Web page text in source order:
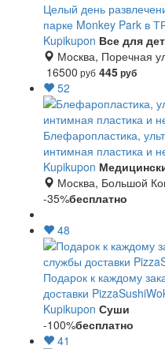
Целый день
парке Monkey Park в
Kupikupon Все для
Москва, Поречная
16500 руб 445руб
52
Блефаропластика,
интимная пластика и
Kupikupon
Москва, Большой
-35%бесплатно
48
Подарок к каждому
доставки
Kupikupon Суши
-100%бесплатно
41